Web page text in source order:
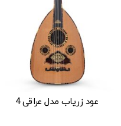
عود زریاب مدل عراقی 4